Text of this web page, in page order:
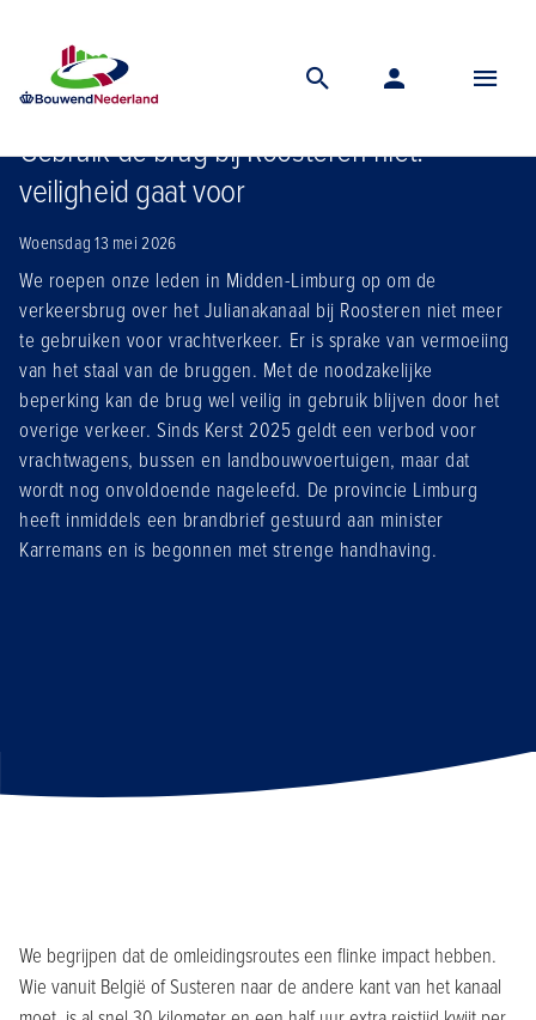
Nieuws
Gebruik de brug bij Roosteren niet:
veiligheid gaat voor
Woensdag 13 mei 2026
We roepen onze leden in Midden-Limburg op om de
verkeersbrug over het Julianakanaal bij Roosteren niet meer
te gebruiken voor vrachtverkeer. Er is sprake van vermoeiing
van het staal van de bruggen. Met de noodzakelijke
beperking kan de brug wel veilig in gebruik blijven door het
overige verkeer. Sinds Kerst 2025 geldt een verbod voor
vrachtwagens, bussen en landbouwvoertuigen, maar dat
wordt nog onvoldoende nageleefd. De provincie Limburg
heeft inmiddels een brandbrief gestuurd aan minister
Karremans en is begonnen met strenge handhaving.
We begrijpen dat de omleidingsroutes een flinke impact hebben.
Wie vanuit België of Susteren naar de andere kant van het kanaal